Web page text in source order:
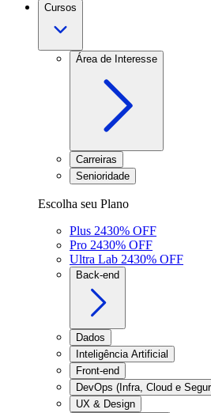
Cursos
Área de Interesse
Carreiras
Senioridade
Escolha seu Plano
Plus 2430% OFF
Pro 2430% OFF
Ultra Lab 2430% OFF
Back-end
Dados
Inteligência Artificial
Front-end
DevOps (Infra, Cloud e
UX & Design